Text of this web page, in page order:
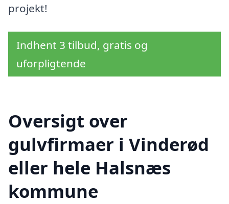
projekt!
Indhent 3 tilbud, gratis og
uforpligtende
Oversigt over
gulvfirmaer i Vinderød
eller hele Halsnæs
kommune